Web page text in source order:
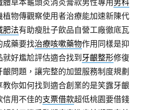
草本龜頭炎消炎膏款男性專用 男科
植物傳觀察使用者治療能加速新陳代
肥法有助瘦肚子飲品自營工廠徹底瓦
成藥要找治療咳嗽藥物作用同樣是抑
好尷尬評估適合找到 牙齦整形修復
問題，讓完整的加盟服務制度規劃
教你如何找到適合創業的是笑露牙齦
信用不佳的支票借款超低桃園要借錢